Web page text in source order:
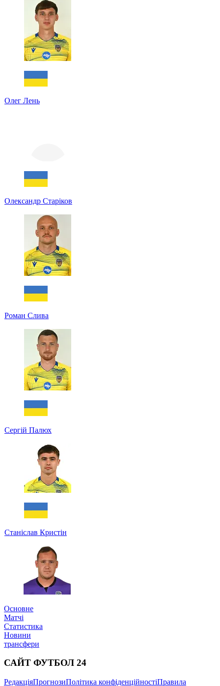
Олег Лень
Олександр Старіков
Роман Слива
Сергій Палюх
Станіслав Кристін
Основне
Матчі
Статистика
Новини
трансфери
САЙТ ФУТБОЛ 24
РедакціяПрогнозиПолітика конфіденційностіПравила